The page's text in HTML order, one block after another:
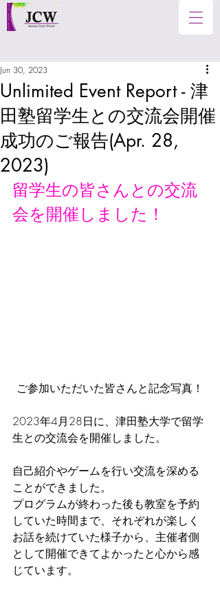
Unlimited Event Report - 津
田塾留学生との交流会開催
成功のご報告(Apr. 28,
2023)
Jun 30, 2023
留学生の皆さんとの交流
会を開催しました！
ご参加いただいた皆さんと記念写真！
2023年4月28日に、津田塾大学で留学
生との交流会を開催しました。
自己紹介やゲームを行い交流を深める
ことができました。
プログラムが終わった後も教室を予約
していた時間まで、それぞれが楽しく
お話を続けていた様子から、主催者側
として開催できてよかったと心から感
じています。